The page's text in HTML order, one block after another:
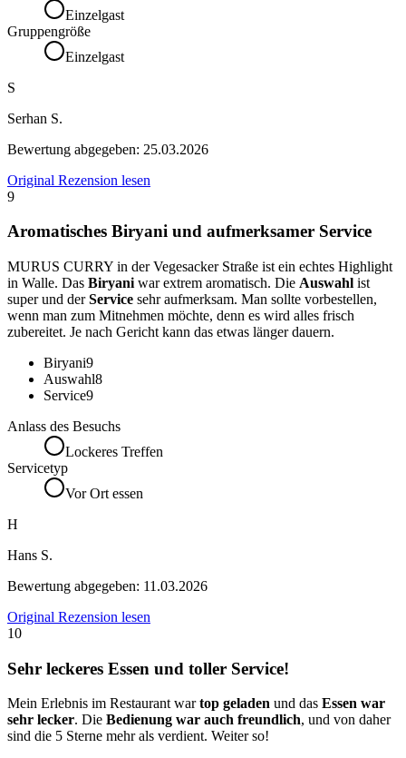
Einzelgast
Gruppengröße
Einzelgast
S
Serhan S.
Bewertung abgegeben: 25.03.2026
Original Rezension lesen
9
Aromatisches Biryani und aufmerksamer Service
MURUS CURRY in der Vegesacker Straße ist ein echtes Highlight
in Walle. Das Biryani war extrem aromatisch. Die Auswahl ist
super und derService sehr aufmerksam. Man sollte vorbestellen,
wenn man zum Mitnehmen möchte, denn es wird alles frisch
zubereitet. Je nach Gericht kann das etwas länger dauern.
Biryani9
Auswahl8
Service9
Anlass des Besuchs
Lockeres Treffen
Servicetyp
Vor Ort essen
H
Hans S.
Bewertung abgegeben: 11.03.2026
Original Rezension lesen
10
Sehr leckeres Essen und toller Service!
Mein Erlebnis im Restaurant wartop geladen und das Essen war
sehr lecker. Die Bedienung war auch freundlich, und von daher
sind die 5 Sterne mehr als verdient. Weiter so!